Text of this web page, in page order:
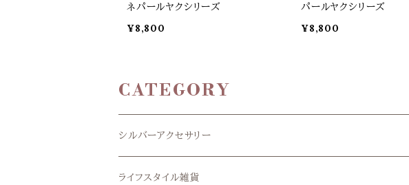
ネパールヤクシリーズ
¥8,800
パールヤクシリーズ
¥8,800
CATEGORY
シルバーアクセサリー
リング
ライフスタイル雑貨